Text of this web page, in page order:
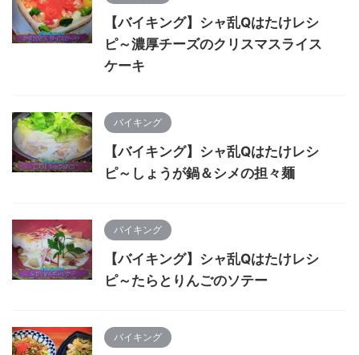
【バイキング】シャ乱Qはたけレシ
ピ～濃厚チーズのクリスマスライス
ケーキ
バイキング
【バイキング】シャ乱Qはたけレシ
ピ～しょうが鍋＆シメの担々麺
バイキング
【バイキング】シャ乱Qはたけレシ
ピ～たらとりんごのソテー
バイキング